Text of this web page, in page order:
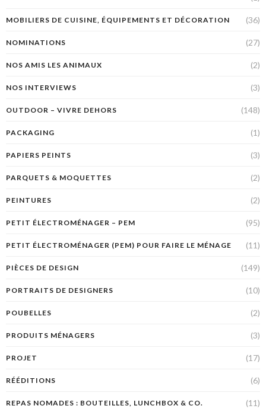
MOBILIERS DE CUISINE, ÉQUIPEMENTS ET DÉCORATION (36)
NOMINATIONS (27)
NOS AMIS LES ANIMAUX (2)
NOS INTERVIEWS (3)
OUTDOOR – VIVRE DEHORS (148)
PACKAGING (1)
PAPIERS PEINTS (3)
PARQUETS & MOQUETTES (2)
PEINTURES (2)
PETIT ÉLECTROMÉNAGER – PEM (95)
PETIT ÉLECTROMÉNAGER (PEM) POUR FAIRE LE MÉNAGE (11)
PIÈCES DE DESIGN (149)
PORTRAITS DE DESIGNERS (10)
POUBELLES (2)
PRODUITS MÉNAGERS (3)
PROJET (17)
RÉÉDITIONS (6)
REPAS NOMADES : BOUTEILLES, LUNCHBOX & CO. (11)